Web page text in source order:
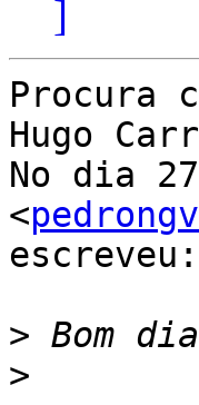
]
Procura
Hugo
No dia
<
escreveu:
>
>